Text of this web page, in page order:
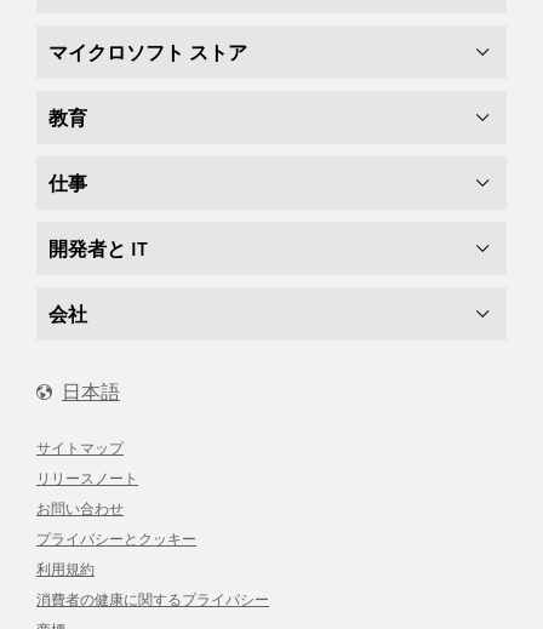
マイクロソフト ストア
教育
仕事
開発者と IT
会社
日本語
サイトマップ
リリースノート
お問い合わせ
プライバシーとクッキー
利用規約
消費者の健康に関するプライバシー